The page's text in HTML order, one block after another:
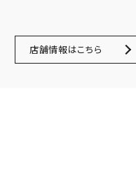
店舗情報はこちら